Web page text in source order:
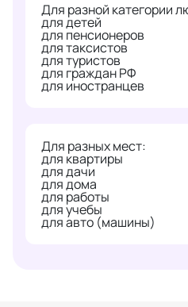
Для разной категории
для детей
для пенсионеров
для таксистов
для туристов
для граждан РФ
для иностранцев
Для разных мест:
для квартиры
для дачи
для дома
для работы
для учебы
для авто (машины)